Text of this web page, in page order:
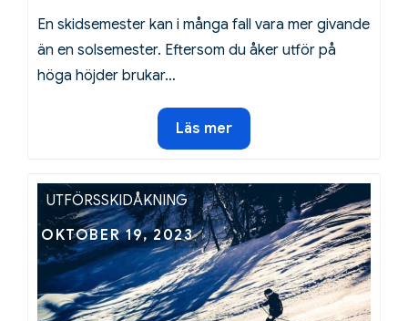
En skidsemester kan i många fall vara mer givande
än en solsemester. Eftersom du åker utför på
höga höjder brukar…
Åk
på
mysig
skidsemester
Läs mer
UTFÖRSSKIDÅKNING
Posted
on
OKTOBER 19, 2023